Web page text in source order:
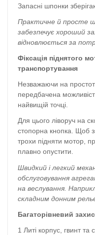
Запасні шпонки
Практичне й просте
забезпечує хороший
відновлюється за
Фіксація піднятого
транспортування
Незважаючи на
передбачена
найвищій точці.
Для цього ліворуч на
стопорна кнопка. Щоб
трохи підняти мотор,
плавно опустити.
Швидкий і легкий
обслуговування
на веслування.
складним донним
Багаторівневий
Литі корпус, гвинт та